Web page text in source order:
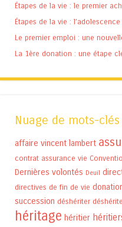
Étapes de la vie : le premier
Étapes de la vie : l’adolescence
Le premier emploi : une
La 1ère donation : une étape
Nuage de mots-clés
affaire vincent lambert
contrat assurance vie
Dernières volontés Deuil
directives de fin de vie
succession déshériter
héritage héritier